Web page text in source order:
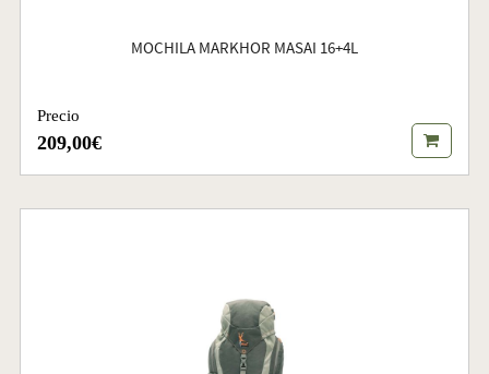
MOCHILA MARKHOR MASAI 16+4L
Precio
209,00€